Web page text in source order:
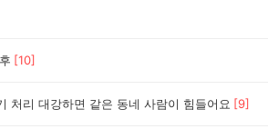
[10]
처리 대강하면 같은 동네 사람이 힘들어요 [9]